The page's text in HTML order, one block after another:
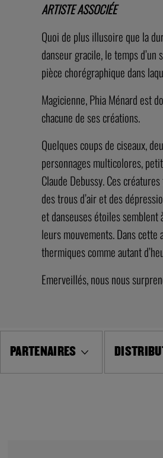
ARTISTE ASSOCIÉE
Quoi de plus illusoire que la
danseur gracile, le temps
pièce chorégraphique dans
Magicienne, Phia Ménard est
chacune de ses créations.
Quelques coups de ciseaux,
personnages multicolores,
Claude Debussy. Ces
des trous d’air et des
et danseuses étoiles
leurs mouvements. Dans
thermiques comme autant
Emerveillés, nous nous
PARTENAIRES